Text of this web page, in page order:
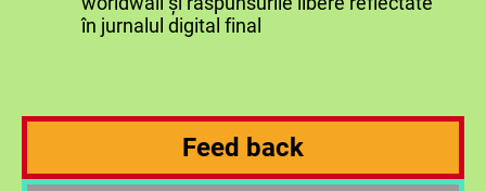
în jurnalul digital final
Feed back